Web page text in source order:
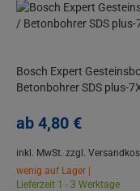
Bosch Expert
Betonbohrer SDS plus-
ab 4,80 €
inkl. MwSt. zzgl.
wenig auf Lager |
Lieferzeit 1 - 3 Werktage